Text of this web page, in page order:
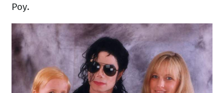
Роу.